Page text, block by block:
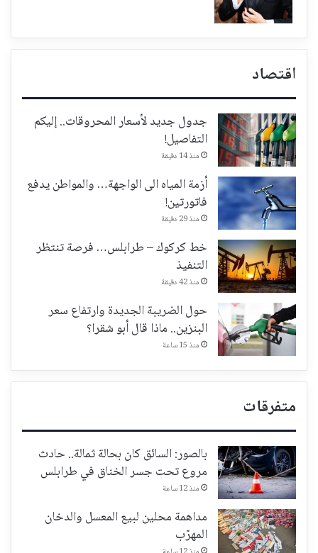
اقتصاد
جدول جديد لأسعار المحروقات.. إليكم
التفاصيل!
منذ 14 دقيقة
أزمة المياه الى الواجهة… والمواطن يدفع
فاتورتين!
منذ 29 دقيقة
خط كركوك – طرابلس… فرصة تنتظر
التنفيذ
منذ 42 دقيقة
حول الضريبة الجديدة وارتفاع سعر
البنزين.. ماذا قال أبو شقرا؟
منذ 15 ساعة
متفرقات
بالصور: السائق كان بحالة ثمالة.. حادث
مروع تحت جسر الخناق في طرابلس
منذ 12 ساعة
مداهمة محلين لبيع المعسل والدخان
المهرّب